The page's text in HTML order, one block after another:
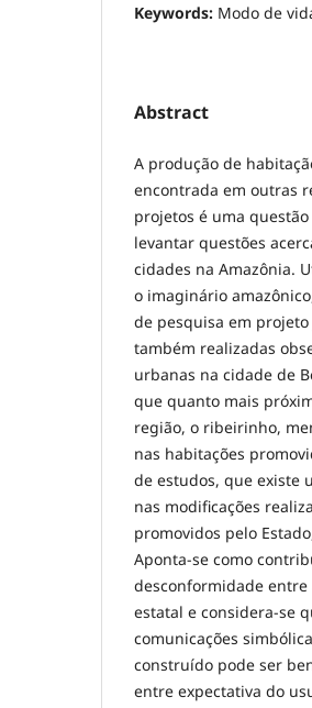
Keywords: Modo de
Abstract
A produção de
encontrada em outras
projetos é uma
levantar questões
cidades na Amazônia.
o imaginário
de pesquisa em
também realizadas
urbanas na cidade de
que quanto mais
região, o ribeirinho,
nas habitações
de estudos, que existe
nas modificações
promovidos pelo
Aponta-se como
desconformidade
estatal e considera-se
comunicações
construído pode ser
entre expectativa do